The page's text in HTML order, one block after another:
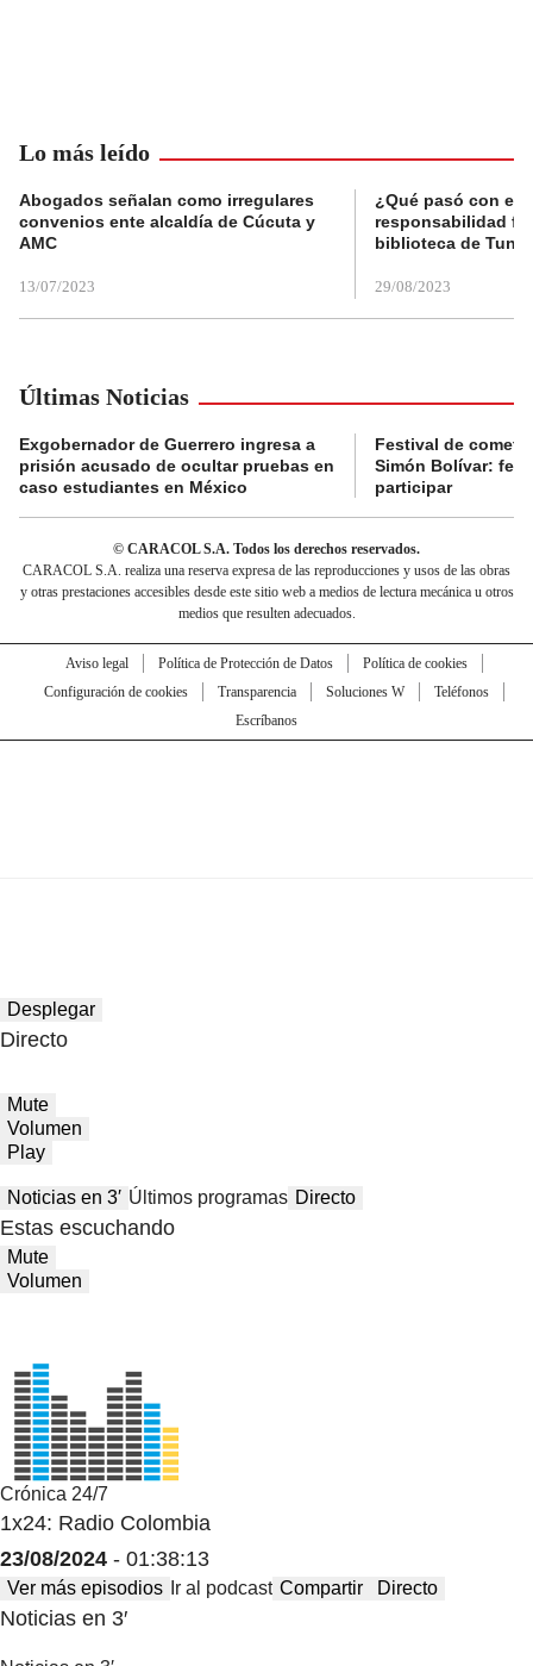
Lo más leído
Abogados señalan como irregulares
convenios ente alcaldía de Cúcuta y
AMC
13/07/2023
¿Qué pasó con el
responsabilidad
biblioteca de
29/08/2023
Últimas Noticias
Exgobernador de Guerrero ingresa a
prisión acusado de ocultar pruebas en
caso estudiantes en México
Festival de
Simón Bolívar:
participar
© CARACOL S.A. Todos los derechos reservados.
CARACOL S.A. realiza una reserva expresa de las reproducciones y usos de las obras
y otras prestaciones accesibles desde este sitio web a medios de lectura mecánica u otros
medios que resulten adecuados.
Aviso legal Política de Protección de Datos
Política de cookies
Configuración de cookies
Transparencia Soluciones W
Teléfonos
Escríbanos
Desplegar
Directo
Mute
Volumen
Play
Noticias en 3′ Últimos programas Directo
Estas escuchando
Mute
Volumen
Crónica 24/7
1x24: Radio Colombia
23/08/2024 - 01:38:13
Ver más episodios Ir al podcast Compartir Directo
Noticias en 3′